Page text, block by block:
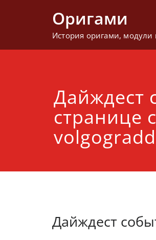
Оригами
История оригами, модули
Дайждест
странице
Дайждест